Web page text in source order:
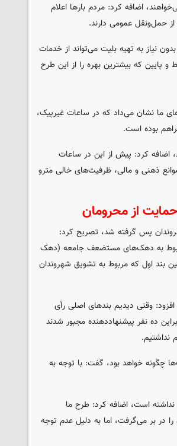
اضافه کرد: مردم بارها اعلام
از حمل‌ونقل عمومی دارند.
نیاز به تهیه بلیت می‌تواند از خدمات
و پایین که بیشترین بهره را از این طرح
ما نشان می‌داد که در ساعات غیرپیک،
بوده است.
اضافه کرد: پیش از این در ساعات
ذهنی و مالی، ظرفیت‌های خالی مترو
از محرومان
پس گرفته شد، تصریح کرد:
به دهک‌های مستضعف جامعه (دهک
بند اول که مربوط به تشویق شهروندان
وقتی دیدیم بندهای اصلی رأی
ده نفر پیشنهاددهنده مجبور شدند
نداشتیم.
چگونه خواهد بود، گفت: با توجه به
نداشته است، اضافه کرد: طرح ما
بر می‌گرفت، اما به دلیل عدم توجه